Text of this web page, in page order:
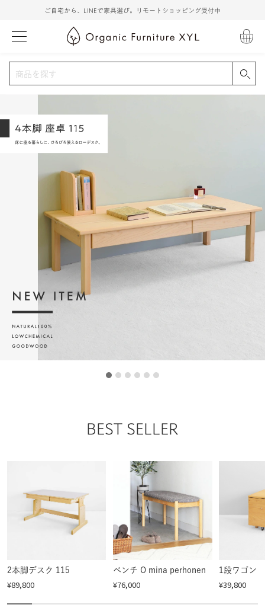
ご自宅から、LINEで家具選び。リモートショッピング受付中
BEST SELLER
2本脚デスク 115
¥89,800
ベンチ O mina perhonen
¥76,000
1段ワゴン
¥39,800